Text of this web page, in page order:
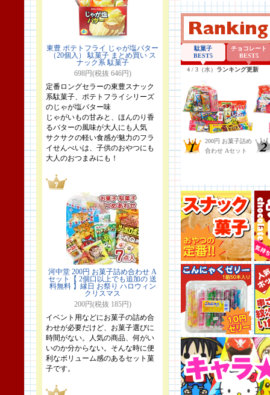
東豊 ポテトフライ じゃが塩バター
（20個入） 駄菓子 まとめ買い ス
ナック系 駄菓子
698円(税抜 646円)
定番ロングセラーの東豊スナック
系駄菓子、ポテトフライシリーズ
のじゃが塩バター味
じゃがいもの甘みと、ほんのり香
るバターの風味が大人にも人気
サクサクの軽い食感が魅力のフラ
イせんべいは、子供のおやつにも
大人のおつまみにも！
河中堂 200円 お菓子詰め合わせ A
セット【 2個口以上でも追加の 送
料無料 】縁日 お祭り ハロウィン
クリスマス
200円(税抜 185円)
イベント用などにお菓子の詰め合
わせが必要だけど、お菓子選びに
時間がない。人気の商品、何がい
いのか分からない。そんな時に便
利なボリューム感のあるセット菓
子です。